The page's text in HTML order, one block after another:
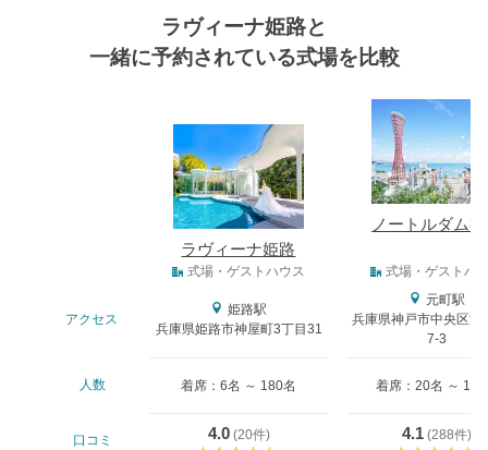
ラヴィーナ姫路と
一緒に予約されている式場を比較
ラヴィーナ姫路
ノートルダム
式場・ゲストハウス 式場・ゲストハ
アクセス
姫路駅
兵庫県姫路市神屋町3丁目31
元町駅
兵庫県神戸市中央区波
7-3
人数 着席：6名 ～ 180名 着席：20名 ～ 180
口コミ 4.0(20件)
4.1 (288件)